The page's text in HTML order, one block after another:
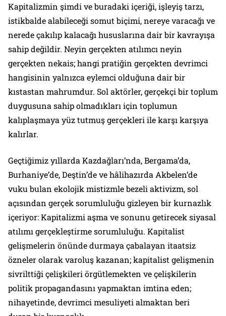
Kapitalizmin şimdi ve buradaki içeriği, işleyiş tarzı,
istikbalde alabileceği somut biçimi, nereye varacağı ve
nerede çakılıp kalacağı hususlarına dair bir kavrayışa
sahip değildir. Neyin gerçekten atılımcı neyin
gerçekten nekais; hangi pratiğin gerçekten devrimci
hangisinin yalnızca eylemci olduğuna dair bir
kıstastan mahrumdur. Sol aktörler, gerçekçi bir toplum
duygusuna sahip olmadıkları için toplumun
kalıplaşmaya yüz tutmuş gerçekleri ile karşı karşıya
kalırlar.
Geçtiğimiz yıllarda Kazdağları’nda, Bergama’da,
Burhaniye’de, Deştin’de ve hâlihazırda Akbelen’de
vuku bulan ekolojik mistizmle bezeli aktivizm, sol
açısından gerçek sorumluluğu gizleyen bir kurnazlık
içeriyor: Kapitalizmi aşma ve sonunu getirecek siyasal
atılımı gerçekleştirme sorumluluğu. Kapitalist
gelişmelerin önünde durmaya çabalayan itaatsiz
özneler olarak varoluş kazanan; kapitalist gelişmenin
sivrilttiği çelişkileri örgütlemekten ve çelişkilerin
politik propagandasını yapmaktan imtina eden;
nihayetinde, devrimci mesuliyeti almaktan beri